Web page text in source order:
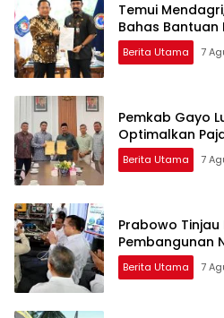
Temui
Bahas Bantuan
Berita Utama 7
Pemkab Gayo
Optimalkan
Berita Utama 7
Prabowo Tinjau
Pembangunan
Berita Utama 7